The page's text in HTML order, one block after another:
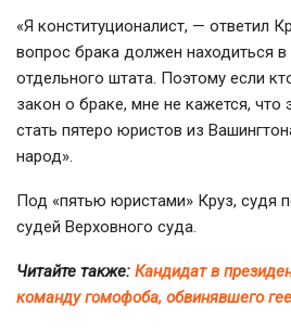
«Я конституционалист, — ответил
вопрос брака должен находиться
отдельного штата. Поэтому если
закон о браке, мне не кажется, что
стать пятеро юристов из
народ».
Под «пятью юристами» Круз, судя
судей Верховного суда.
Читайте также: Кандидат в
команду гомофоба, обвинявшего